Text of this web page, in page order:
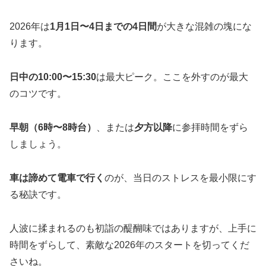
2026年は1月1日〜4日までの4日間が大きな混雑の塊にな
ります。
日中の10:00〜15:30は最大ピーク。ここを外すのが最大
のコツです。
早朝（6時〜8時台） 、または夕方以降に参拝時間をずら
しましょう。
車は諦めて電車で行く のが、当日のストレスを最小限にす
る秘訣です。
人波に揉まれるのも初詣の醍醐味ではありますが、上手に
時間をずらして、素敵な2026年のスタートを切ってくだ
さいね。